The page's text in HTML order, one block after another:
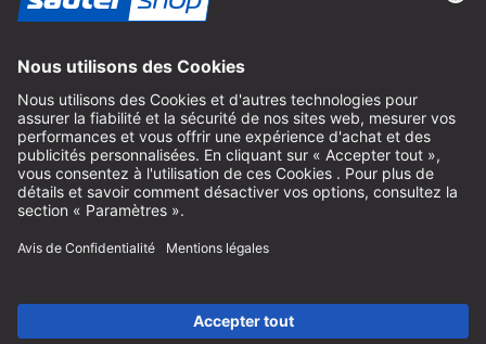
Mentions légales
Conditions Générales
Protection des Données
Paramètres des Cookies
TVA incl. / frais de port en sus
* livraison gratuite à partir de 150 euros d'achat en Allemagne pour
les tailles de colis standard, hors articles encombrants et fret